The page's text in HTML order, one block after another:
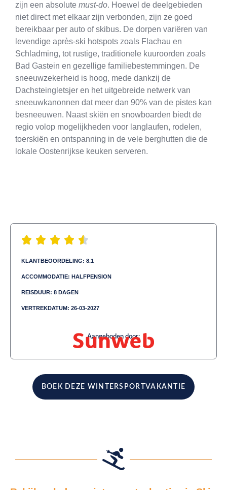
zijn een absolute must-do. Hoewel de deelgebieden
niet direct met elkaar zijn verbonden, zijn ze goed
bereikbaar per auto of skibus. De dorpen variëren van
levendige après-ski hotspots zoals Flachau en
Schladming, tot rustige, traditionele kuuroorden zoals
Bad Gastein en gezellige familiebestemmingen. De
sneeuwzekerheid is hoog, mede dankzij de
Dachsteingletsjer en het uitgebreide netwerk van
sneeuwkanonnen dat meer dan 90% van de pistes kan
besneeuwen. Naast skiën en snowboarden biedt de
regio volop mogelijkheden voor langlaufen, rodelen,
toerskiën en ontspanning in de vele berghutten die de
lokale Oostenrijkse keuken serveren.
KLANTBEOORDELING: 8.1
ACCOMMODATIE: HALFPENSION
REISDUUR: 8 DAGEN
VERTREKDATUM: 26-03-2027
Aangeboden door:
BOEK DEZE WINTERSPORTVAKANTIE